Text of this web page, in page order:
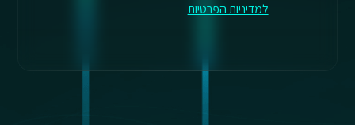
למדיניות הפרטיות